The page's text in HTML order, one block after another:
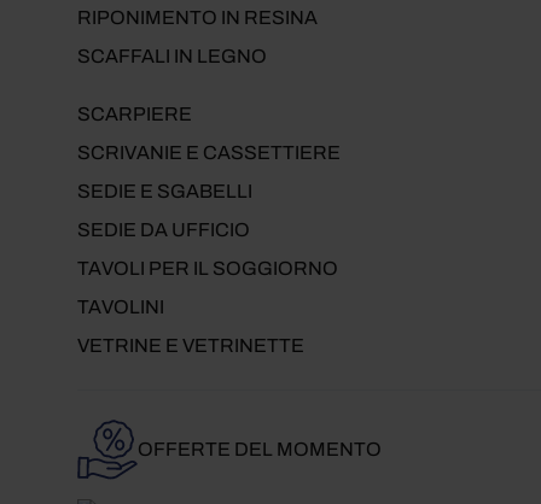
RIPONIMENTO IN RESINA
SCAFFALI IN LEGNO
SCARPIERE
SCRIVANIE E CASSETTIERE
SEDIE E SGABELLI
SEDIE DA UFFICIO
TAVOLI PER IL SOGGIORNO
TAVOLINI
VETRINE E VETRINETTE
OFFERTE DEL MOMENTO